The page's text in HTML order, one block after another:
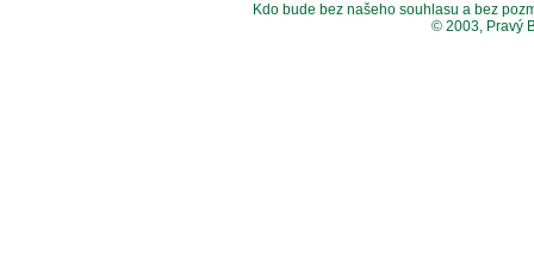
Kdo bude bez našeho souhlasu a bez
© 2003, Pravý